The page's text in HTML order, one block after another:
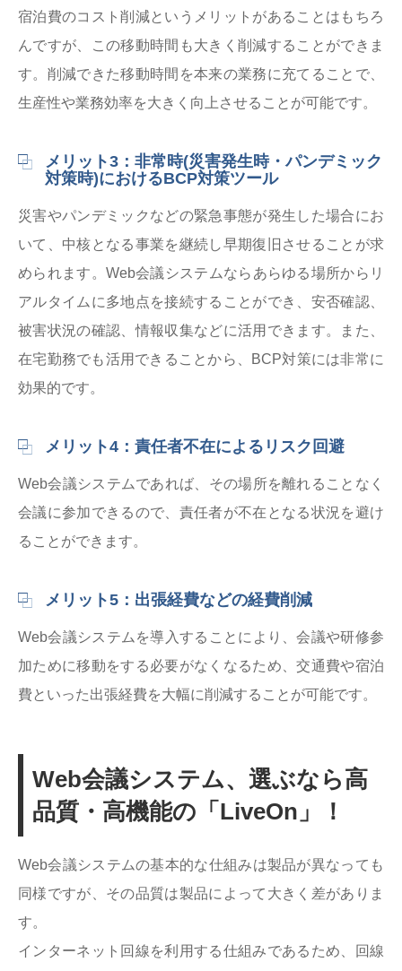
宿泊費のコスト削減というメリットがあることはもちろ
んですが、この移動時間も大きく削減することができま
す。削減できた移動時間を本来の業務に充てることで、
生産性や業務効率を大きく向上させることが可能です。
メリット3：非常時(災害発生時・パンデミック
対策時)におけるBCP対策ツール
災害やパンデミックなどの緊急事態が発生した場合にお
いて、中核となる事業を継続し早期復旧させることが求
められます。Web会議システムならあらゆる場所からリ
アルタイムに多地点を接続することができ、安否確認、
被害状況の確認、情報収集などに活用できます。また、
在宅勤務でも活用できることから、BCP対策には非常に
効果的です。
メリット4：責任者不在によるリスク回避
Web会議システムであれば、その場所を離れることなく
会議に参加できるので、責任者が不在となる状況を避け
ることができます。
メリット5：出張経費などの経費削減
Web会議システムを導入することにより、会議や研修参
加ために移動をする必要がなくなるため、交通費や宿泊
費といった出張経費を大幅に削減することが可能です。
Web会議システム、選ぶなら高
品質・高機能の「LiveOn」！
Web会議システムの基本的な仕組みは製品が異なっても
同様ですが、その品質は製品によって大きく差がありま
す。
インターネット回線を利用する仕組みであるため、回線